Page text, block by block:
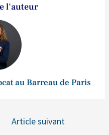
l'auteur
au Barreau de Paris
Article suivant